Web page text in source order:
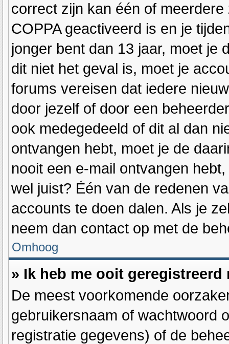
correct zijn kan één of
COPPA geactiveerd is en je
jonger bent dan 13 jaar, moet je
dit niet het geval is, moet je
forums vereisen dat iedere
door jezelf of door een
ook medegedeeld of dit al dan
ontvangen hebt, moet je de
nooit een e-mail ontvangen
wel juist? Één van de redenen
accounts te doen dalen. Als je
neem dan contact op met de
Omhoog
» Ik heb me ooit
De meest voorkomende
gebruikersnaam of wachtwoord
registratie gegevens) of de